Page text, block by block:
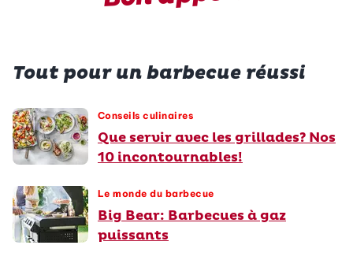
Tout pour un barbecue réussi
Conseils culinaires
Que servir avec les grillades? Nos
10 incontournables!
Le monde du barbecue
Big Bear: Barbecues à gaz
puissants